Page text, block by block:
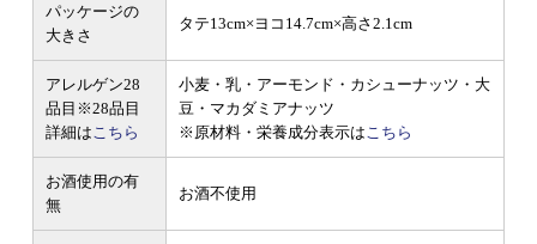
パッケージの
大きさ
タテ13cm×ヨコ14.7cm×高さ2.1cm
アレルゲン28
品目 ※28品目
詳細はこちら
小麦・乳・アーモンド・カシューナッツ・大
豆・マカダミアナッツ
※原材料・栄養成分表示はこちら
お酒使用の有
無
お酒不使用